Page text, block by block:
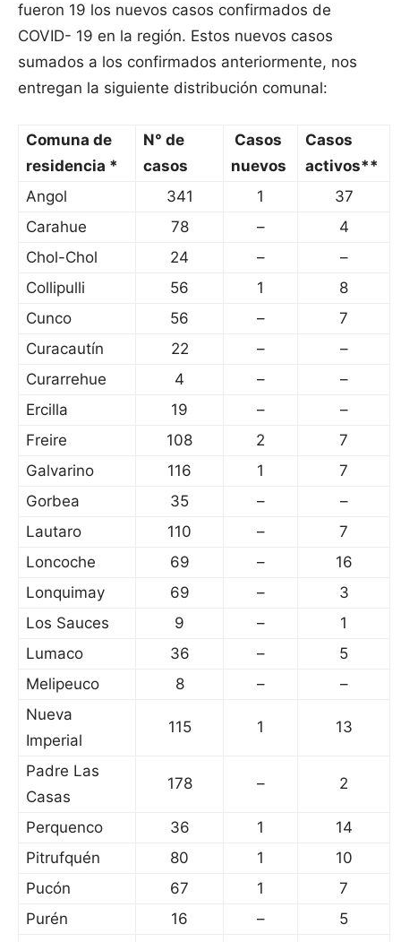
fueron 19 los nuevos casos confirmados de
COVID- 19 en la región. Estos nuevos casos
sumados a los confirmados anteriormente, nos
entregan la siguiente distribución comunal:
Comuna de
residencia *
N° de
casos
Casos
nuevos
Casos
activos**
Angol
341 1
37
Carahue
78 –
4
Chol-Chol
24 –
–
Collipulli
56 1
8
Cunco
56 –
7
Curacautín
22 –
–
Curarrehue
4 –
–
Ercilla
19 –
–
Freire
108 2
7
Galvarino
116 1
7
Gorbea
35 –
–
Lautaro
110 –
7
Loncoche
69 –
16
Lonquimay
69 –
3
Los Sauces
9 –
1
Lumaco
36 –
5
Melipeuco
8 –
–
Nueva
Imperial
115 1 13
Padre Las
Casas
178 – 2
Perquenco 36 1
14
Pitrufquén
80 1
10
Pucón
67 1
7
Purén
16 –
5